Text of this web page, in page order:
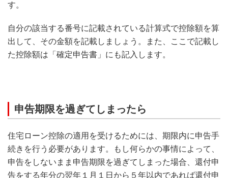
す。
自分の該当する番号に記載されている計算式で控除額を算
出して、その金額を記載しましょう。また、ここで記載し
た控除額は「確定申告書」にも記入します。
申告期限を過ぎてしまったら
住宅ローン控除の適用を受けるためには、期限内に申告手
続きを行う必要があります。もし何らかの事情によって、
申告をしないまま申告期限を過ぎてしまった場合、還付申
告をする年分の翌年１月１日から５年以内であれば還付申